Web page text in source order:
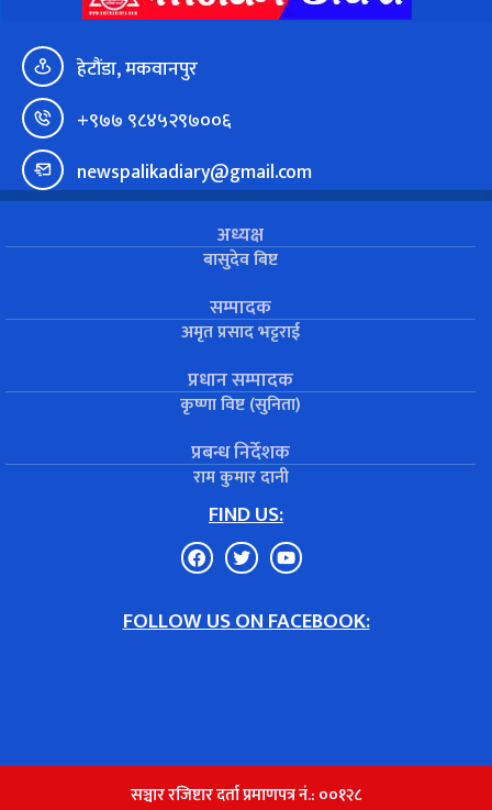
हेटौंडा, मकवानपुर
+९७७ ९८४५२९७००६
newspalikadiary@gmail.com
अध्यक्ष
बासुदेव बिष्ट
सम्पादक
अमृत प्रसाद भट्टराई
प्रधान सम्पादक
कृष्णा विष्ट (सुनिता)
प्रबन्ध निर्देशक
राम कुमार दानी
FIND US:
FOLLOW US ON FACEBOOK:
सञ्चार रजिष्टार दर्ता प्रमाणपत्र नं.: ००१२८